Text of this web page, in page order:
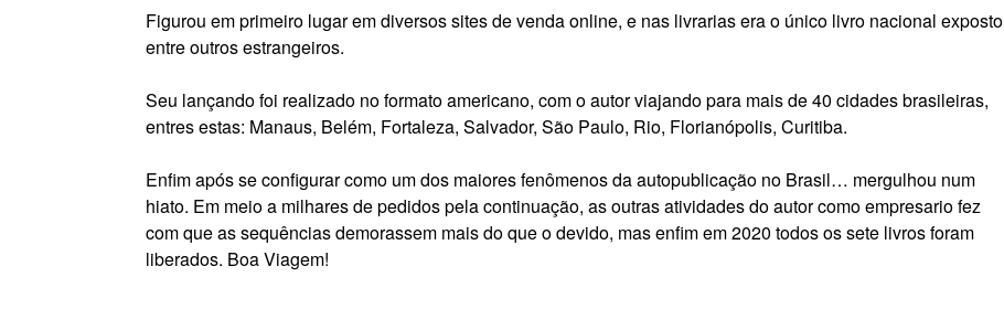
Figurou em primeiro lugar em diversos sites de venda online, e nas livrarias era o único livro nacional exposto
entre outros estrangeiros.
Seu lançando foi realizado no formato americano, com o autor viajando para mais de 40 cidades brasileiras,
entres estas: Manaus, Belém, Fortaleza, Salvador, São Paulo, Rio, Florianópolis, Curitiba.
Enfim após se configurar como um dos maiores fenômenos da autopublicação no Brasil… mergulhou num
hiato. Em meio a milhares de pedidos pela continuação, as outras atividades do autor como empresario fez
com que as sequências demorassem mais do que o devido, mas enfim em 2020 todos os sete livros foram
liberados. Boa Viagem!